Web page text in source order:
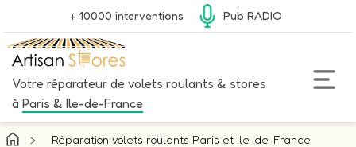
+ 10000 interventions Pub RADIO
Votre réparateur de volets roulants & stores
à Paris & Ile-de-France
> Réparation volets roulants Paris et Ile-de-France